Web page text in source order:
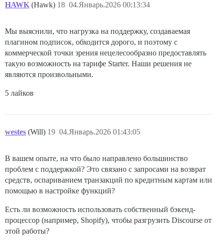
HAWK (Hawk) 04.Январь.2026 00:13:34
18
Мы выяснили, что нагрузка на поддержку, создаваемая
плагином подписок, обходится дорого, и поэтому с
коммерческой точки зрения нецелесообразно предоставлять
такую возможность на тарифе Starter. Наши решения не
являются произвольными.
5 лайков
westes (Will) 04.Январь.2026 01:43:05
19
В вашем опыте, на что было направлено большинство
проблем с поддержкой? Это связано с запросами на возврат
средств, оспариванием транзакций по кредитным картам или
помощью в настройке функций?
Есть ли возможность использовать собственный бэкенд-
процессор (например, Shopify), чтобы разгрузить Discourse от
этой работы?